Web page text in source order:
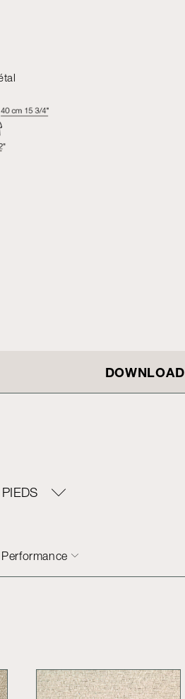
DOWNLOAD
PIEDS
Performance